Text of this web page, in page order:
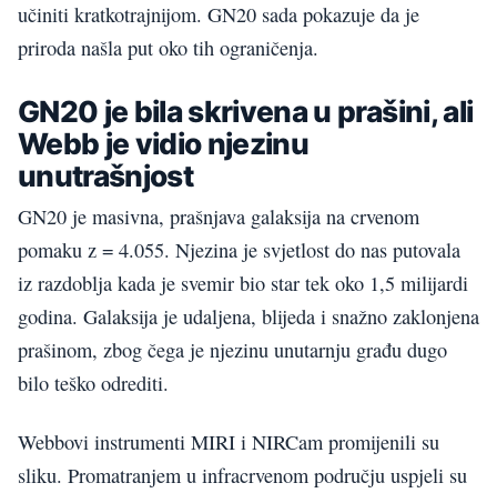
učiniti kratkotrajnijom. GN20 sada pokazuje da je
priroda našla put oko tih ograničenja.
GN20 je bila skrivena u prašini, ali
Webb je vidio njezinu
unutrašnjost
GN20 je masivna, prašnjava galaksija na crvenom
pomaku z = 4.055. Njezina je svjetlost do nas putovala
iz razdoblja kada je svemir bio star tek oko 1,5 milijardi
godina. Galaksija je udaljena, blijeda i snažno zaklonjena
prašinom, zbog čega je njezinu unutarnju građu dugo
bilo teško odrediti.
Webbovi instrumenti MIRI i NIRCam promijenili su
sliku. Promatranjem u infracrvenom području uspjeli su